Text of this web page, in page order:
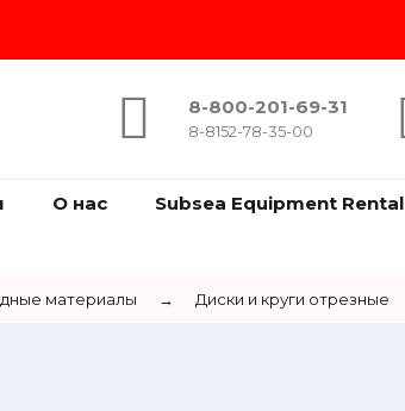
8-800-201-69-31
8-8152-78-35-00
О нас Subsea Equipment Rental
материалы → Диски и круги отрезные